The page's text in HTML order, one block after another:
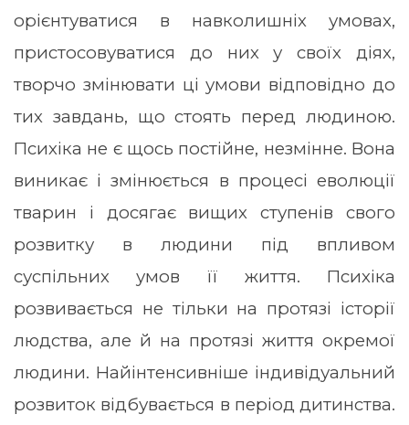
орієнтуватися в навколишніх умовах,
пристосовуватися до них у своїх діях,
творчо змінювати ці умови відповідно до
тих завдань, що стоять перед людиною.
Психіка не є щось постійне, незмінне. Вона
виникає і змінюється в процесі еволюції
тварин і досягає вищих ступенів свого
розвитку в людини під впливом
суспільних умов її життя. Психіка
розвивається не тільки на протязі історії
людства, але й на протязі життя окремої
людини. Найінтенсивніше індивідуальний
розвиток відбувається в період дитинства.